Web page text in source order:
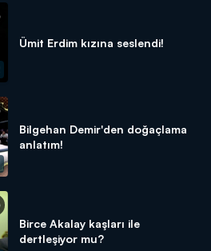
Ümit Erdim kızına seslendi!
Bilgehan Demir'den doğaçlama
anlatım!
Birce Akalay kaşları ile
dertleşiyor mu?